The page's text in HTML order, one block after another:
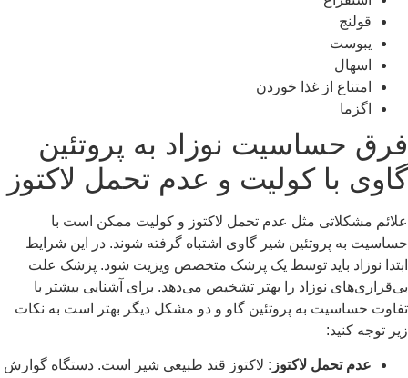
قولنج
یبوست
اسهال
امتناع از غذا خوردن
اگزما
فرق حساسیت نوزاد به پروتئین
گاوی با کولیت و عدم تحمل لاکتوز
علائم مشکلاتی مثل عدم تحمل لاکتوز و کولیت ممکن است با
حساسیت به پروتئین شیر گاوی اشتباه گرفته شوند. در این شرایط
ابتدا نوزاد باید توسط یک پزشک متخصص ویزیت شود. پزشک علت
بی‌قراری‌های نوزاد را بهتر تشخیص می‌دهد. برای آشنایی بیشتر با
تفاوت حساسیت به پروتئین گاو و دو مشکل دیگر بهتر است به نکات
زیر توجه کنید:
عدم تحمل لاکتوز: لاکتوز قند طبیعی شیر است. دستگاه گوارش